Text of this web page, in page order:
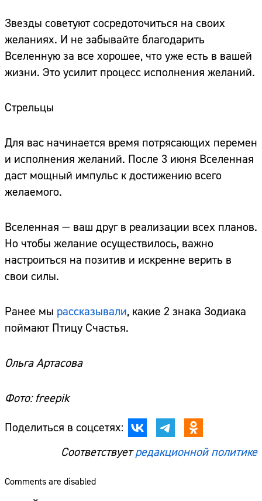
Звезды советуют сосредоточиться на своих
желаниях. И не забывайте благодарить
Вселенную за все хорошее, что уже есть в вашей
жизни. Это усилит процесс исполнения желаний.
Стрельцы
Для вас начинается время потрясающих перемен
и исполнения желаний. После 3 июня Вселенная
даст мощный импульс к достижению всего
желаемого.
Вселенная — ваш друг в реализации всех планов.
Но чтобы желание осуществилось, важно
настроиться на позитив и искренне верить в
свои силы.
Ранее мы рассказывали, какие 2 знака Зодиака
поймают Птицу Счастья.
Ольга Артасова
Фото: freepik
Поделиться в соцсетях:
Соответствуетредакционной политике
Comments are disabled